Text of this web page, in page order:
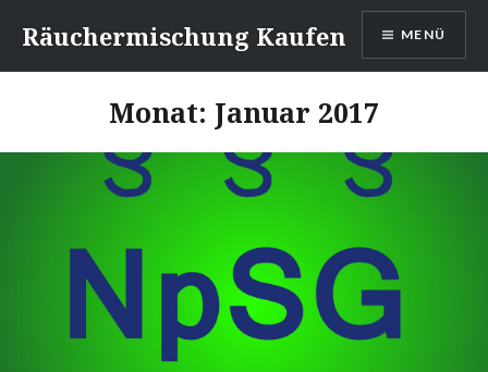
zum
Inhalt
Räuchermischung Kaufen MENÜ
Monat: Januar 2017